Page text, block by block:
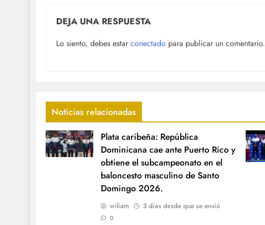
DEJA UNA RESPUESTA
Lo siento, debes estar conectado para publicar un comentario.
Noticias relacionadas
Plata caribeña: República
Dominicana cae ante Puerto Rico y
obtiene el subcampeonato en el
baloncesto masculino de Santo
Domingo 2026.
wiliam 3 días desde que se envió
0